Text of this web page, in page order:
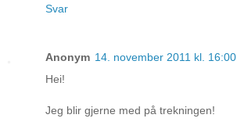
Svar
Anonym 14. november 2011 kl. 16:00
Hei!
Jeg blir gjerne med på trekningen!